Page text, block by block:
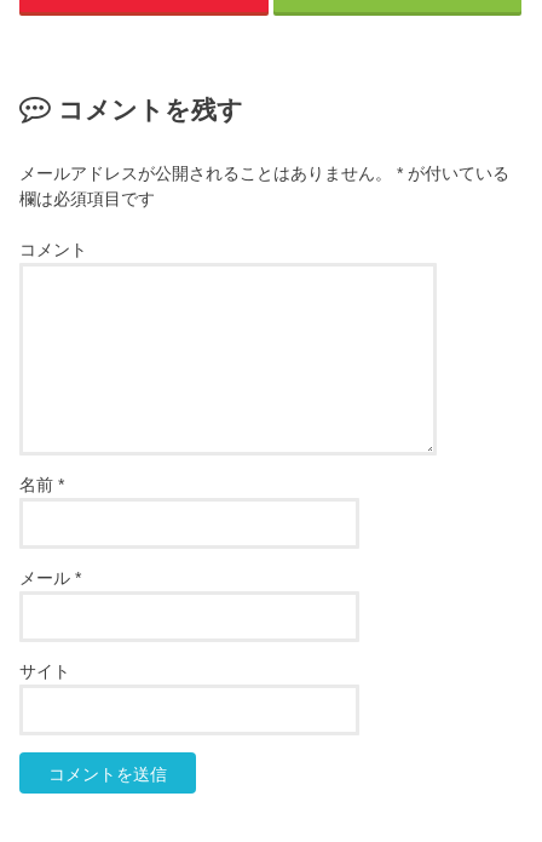
コメントを残す
メールアドレスが公開されることはありません。 * が付いている
欄は必須項目です
コメント
名前*
メール*
サイト